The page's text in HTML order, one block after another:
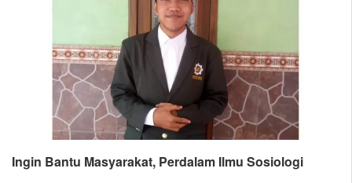
Ingin Bantu Masyarakat, Perdalam Ilmu Sosiologi